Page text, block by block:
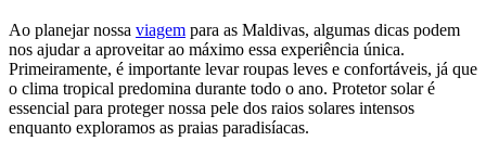
Ao planejar nossa viagem para as Maldivas, algumas dicas podem
nos ajudar a aproveitar ao máximo essa experiência única.
Primeiramente, é importante levar roupas leves e confortáveis, já que
o clima tropical predomina durante todo o ano. Protetor solar é
essencial para proteger nossa pele dos raios solares intensos
enquanto exploramos as praias paradisíacas.